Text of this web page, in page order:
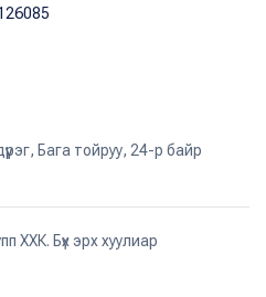
Бага тойруу, 24-р байр
ХХК. Бүх эрх хуулиар